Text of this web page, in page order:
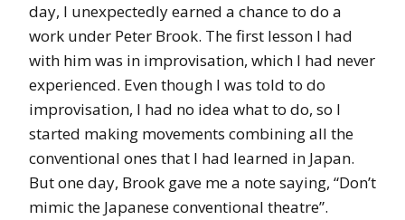
day, I unexpectedly earned a chance to do a
work under Peter Brook. The first lesson I had
with him was in improvisation, which I had never
experienced. Even though I was told to do
improvisation, I had no idea what to do, so I
started making movements combining all the
conventional ones that I had learned in Japan.
But one day, Brook gave me a note saying, “Don’t
mimic the Japanese conventional theatre”.